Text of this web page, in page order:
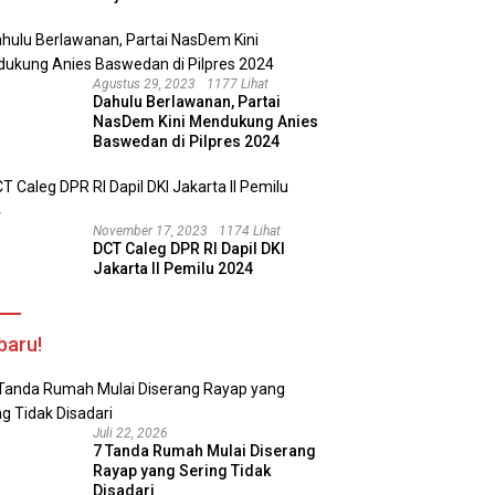
Agustus 29, 2023 1177 Lihat
Dahulu Berlawanan, Partai
NasDem Kini Mendukung Anies
Baswedan di Pilpres 2024
November 17, 2023 1174 Lihat
DCT Caleg DPR RI Dapil DKI
Jakarta II Pemilu 2024
Juli 22, 2026
7 Tanda Rumah Mulai Diserang
Rayap yang Sering Tidak
Disadari